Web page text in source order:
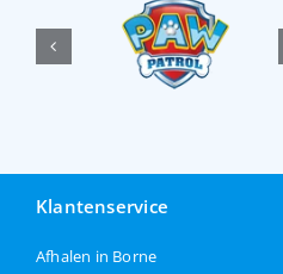
Klantenservice
Afhalen in Borne